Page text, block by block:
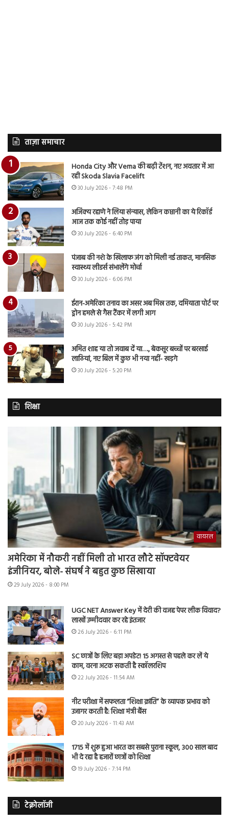
ताज़ा समाचार
Honda City और Verna की बढ़ी टेंशन, नए अवतार में आ
रही Skoda Slavia Facelift
30 July 2026 - 7:48 PM
अजिंक्य रहाणे ने लिया संन्यास, लेकिन कप्तानी का ये रिकॉर्ड
आज तक कोई नहीं तोड़ पाया
30 July 2026 - 6:40 PM
पंजाब की नशे के खिलाफ जंग को मिली नई ताकत, मानसिक
स्वास्थ्य लीडर्स संभालेंगे मोर्चा
30 July 2026 - 6:06 PM
ईरान-अमेरिका तनाव का असर अब मिस्र तक, दमियाता पोर्ट पर
ड्रोन हमले से गैस टैंकर में लगी आग
30 July 2026 - 5:42 PM
अमित शाह या तो जवाब दें या…., बेकसूर बच्चों पर बरसाई
लाठियां, नए बिल में कुछ भी नया नहीं- खड़गे
30 July 2026 - 5:20 PM
शिक्षा
वायरल
अमेरिका में नौकरी नहीं मिली तो भारत लौटे सॉफ्टवेयर
इंजीनियर, बोले- संघर्ष ने बहुत कुछ सिखाया
29 July 2026 - 8:00 PM
UGC NET Answer Key में देरी की वजह पेपर लीक विवाद?
लाखों उम्मीदवार कर रहे इंतजार
26 July 2026 - 6:11 PM
SC छात्रों के लिए बड़ा अपडेट! 15 अगस्त से पहले कर लें ये
काम, वरना अटक सकती है स्कॉलरशिप
22 July 2026 - 11:54 AM
नीट परीक्षा में सफलता “शिक्षा क्रांति” के व्यापक प्रभाव को
उजागर करती है: शिक्षा मंत्री बैंस
20 July 2026 - 11:43 AM
1715 में शुरू हुआ भारत का सबसे पुराना स्कूल, 300 साल बाद
भी दे रहा है हजारों छात्रों को शिक्षा
19 July 2026 - 7:14 PM
टेक्नोलॉजी